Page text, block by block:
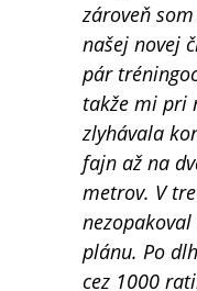
zároveň
našej novej
pár
takže mi pri
zlyhávala
fajn až na
metrov. V
plánu. Po
cez 1000